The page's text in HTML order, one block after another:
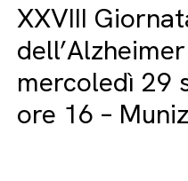
XXVIII
dell’Alzheimer
mercoledì 29
ore 16 –